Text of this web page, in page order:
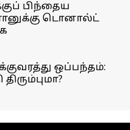
பிந்தைய
டொனால்ட்
ஒப்பந்தம்: